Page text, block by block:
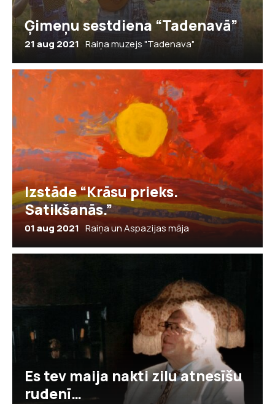
Ģimeņu sestdiena “Tadenavā”
21 aug 2021 Raiņa muzejs "Tadenava"
Izstāde “Krāsu prieks.
Satikšanās.”
01 aug 2021 Raiņa un Aspazijas māja
Es tev maija nakti zilu atnesīšu
rudenī…